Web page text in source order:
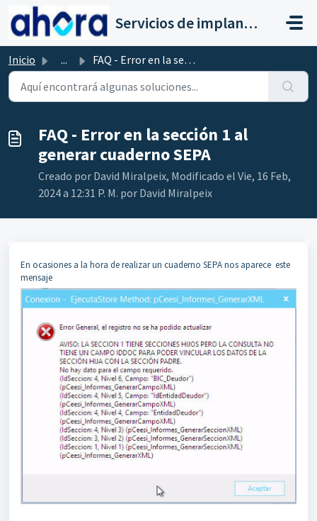
Saltar al contenido principal
Servicios de implantación a clientes de Ahora
Inicio ... FAQ - Error en la sección 1 al generar cuaderno SEPA
FAQ - Error en la sección 1 al
generar cuaderno SEPA
Creado por David Miralpeix, Modificado el Vie, 16 Feb,
2024 a 12:31 P. M. por David Miralpeix
En ocasiones a la hora de realizar un cuaderno SEPA nos aparece este
mensaje